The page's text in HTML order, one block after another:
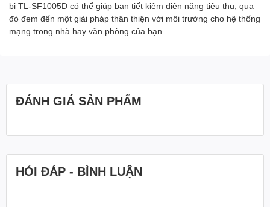
bị TL-SF1005D có thể giúp bạn tiết kiệm điện năng tiêu thụ, qua
đó đem đến một giải pháp thân thiện với môi trường cho hệ thống
mạng trong nhà hay văn phòng của bạn.
ĐÁNH GIÁ SẢN PHẨM
HỎI ĐÁP - BÌNH LUẬN